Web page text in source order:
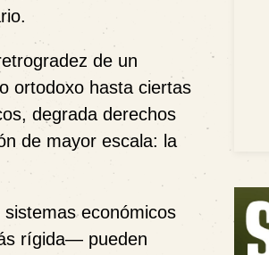
de un
ortodoxo hasta ciertas
degrada derechos
de mayor escala: la
económicos
rígida— pueden